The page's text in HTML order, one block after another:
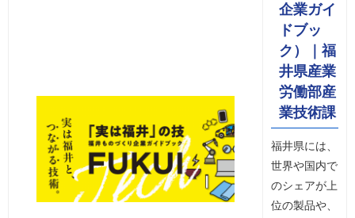
企業ガイ
ドブッ
ク）｜福
井県産業
労働部産
業技術課
福井県には、
世界や国内で
のシェアが上
位の製品や、